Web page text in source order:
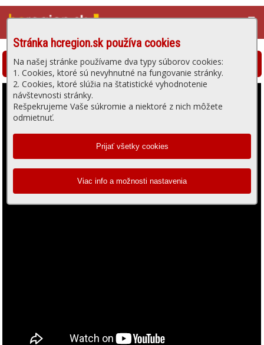
☰
Stránka hcregion.sk používa cookies
Na našej stránke používame dva typy súborov cookies:
1. Cookies, ktoré sú nevyhnutné na fungovanie stránky.
2. Cookies, ktoré slúžia na štatistické vyhodnotenie
návštevnosti stránky.
Rešpekrujeme Vaše súkromie a niektoré z nich môžete
odmietnuť.
Hlohovská televízia - prehrávanie videa